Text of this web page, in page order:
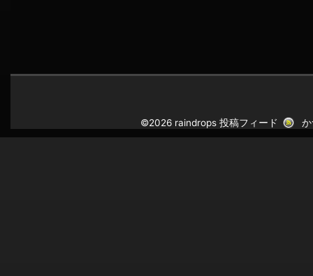
©2026 raindrops投稿フィード